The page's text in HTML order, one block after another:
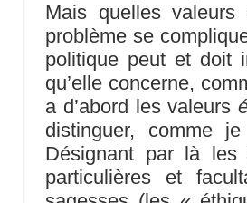
Mais quelles
problème se
politique peut et doit
qu’elle concerne,
a d’abord les valeurs
distinguer, comme
Désignant par là les
particulières et